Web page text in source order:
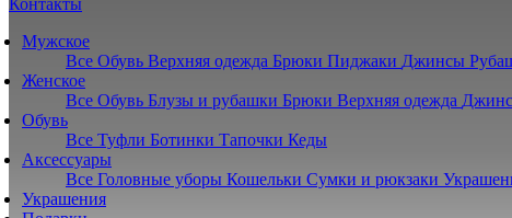
Контакты
Мужское
Все Обувь Верхняя одежда Брюки Пиджаки Джинсы
Женское
Все Обувь Блузы и рубашки Брюки Верхняя одежда
Обувь
Все Туфли Ботинки Тапочки Кеды
Аксессуары
Все Головные уборы Кошельки Сумки и рюкзаки
Украшения